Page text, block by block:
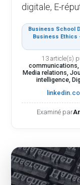
digitale, E-
Business School
Business Ethics
13 article(s)
communications,
Media relations,
intelligence,
Examiné par